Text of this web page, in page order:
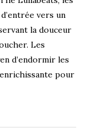
vers un
la douceur
Les
d’endormir les
pour